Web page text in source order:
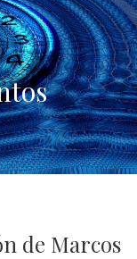
de Marcos